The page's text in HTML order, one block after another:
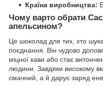
Країна виробництва:
Чому варто обрати
апельсином?
Це шоколад для тих, хто
поєднання. Він чудово
міцної кави або стає
людини. Завдяки високому
смачний, а й дарує заряд